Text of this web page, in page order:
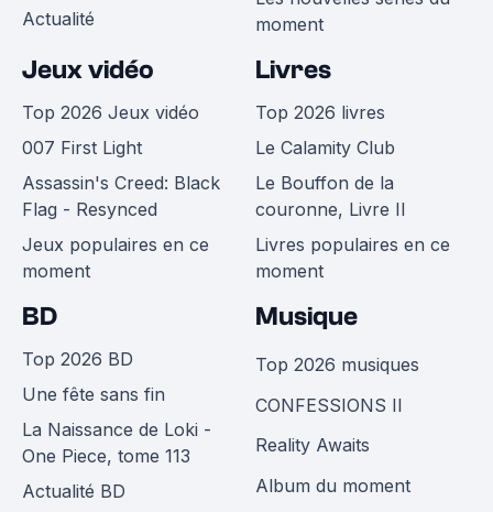
Actualité
moment
Jeux vidéo
Top 2026 Jeux vidéo
007 First Light
Assassin's Creed: Black
Flag - Resynced
Jeux populaires en ce
moment
Livres
Top 2026 livres
Le Calamity Club
Le Bouffon de la
couronne, Livre II
Livres populaires en ce
moment
BD
Top 2026 BD
Une fête sans fin
La Naissance de Loki -
One Piece, tome 113
Actualité BD
Musique
Top 2026 musiques
CONFESSIONS II
Reality Awaits
Album du moment